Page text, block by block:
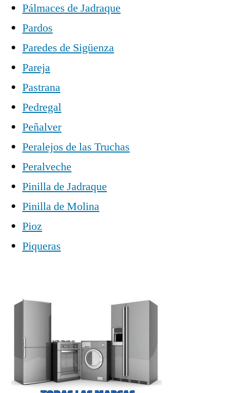
Pálmaces de Jadraque
Pardos
Paredes de Sigüenza
Pareja
Pastrana
Pedregal
Peñalver
Peralejos de las Truchas
Peralveche
Pinilla de Jadraque
Pinilla de Molina
Pioz
Piqueras